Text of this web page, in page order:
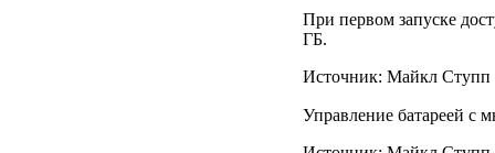
При первом запуске
ГБ.
Источник: Майкл Ступп
Управление батареей с